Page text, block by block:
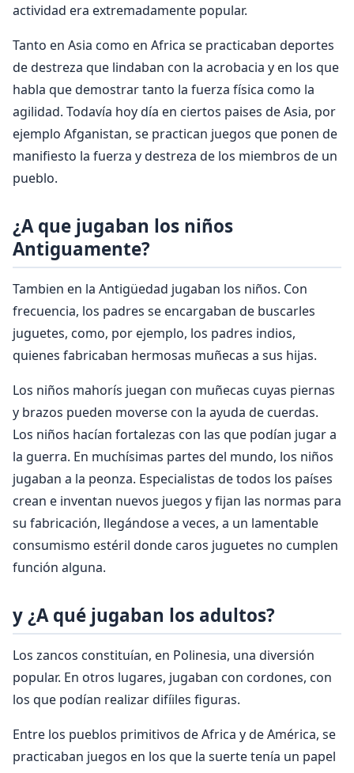
actividad era extremadamente popular.
Tanto en Asia como en Africa se practicaban deportes
de destreza que lindaban con la acrobacia y en los que
habla que demostrar tanto la fuerza física como la
agilidad. Todavía hoy día en ciertos paises de Asia, por
ejemplo Afganistan, se practican juegos que ponen de
manifiesto la fuerza y destreza de los miembros de un
pueblo.
¿A que jugaban los niños
Antiguamente?
Tambien en la Antigüedad jugaban los niños. Con
frecuencia, los padres se encargaban de buscarles
juguetes, como, por ejemplo, los padres indios,
quienes fabricaban hermosas muñecas a sus hijas.
Los niños mahorís juegan con muñecas cuyas piernas
y brazos pueden moverse con la ayuda de cuerdas.
Los niños hacían fortalezas con las que podían jugar a
la guerra. En muchísimas partes del mundo, los niños
jugaban a la peonza. Especialistas de todos los países
crean e inventan nuevos juegos y fijan las normas para
su fabricación, llegándose a veces, a un lamentable
consumismo estéril donde caros juguetes no cumplen
función alguna.
y ¿A qué jugaban los adultos?
Los zancos constituían, en Polinesia, una diversión
popular. En otros lugares, jugaban con cordones, con
los que podían realizar difíiles figuras.
Entre los pueblos primitivos de Africa y de América, se
practicaban juegos en los que la suerte tenía un papel